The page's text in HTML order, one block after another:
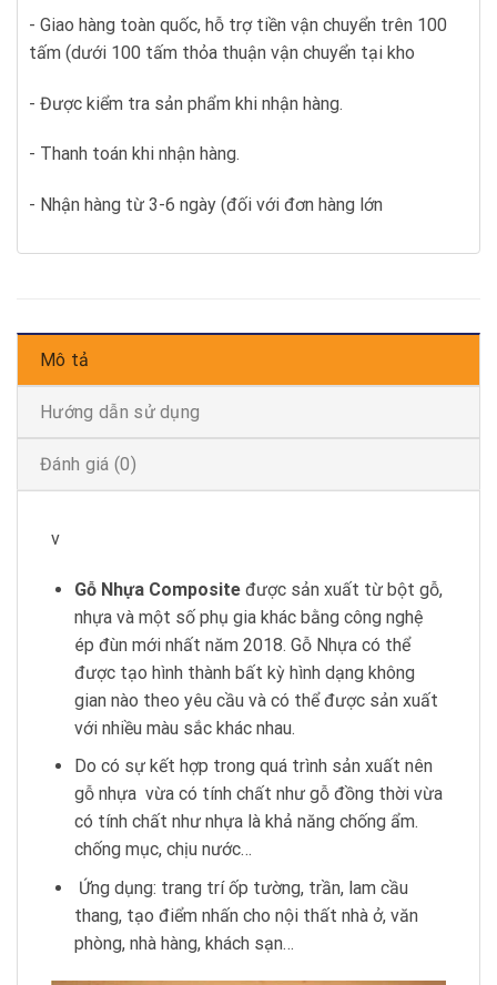
- Giao hàng toàn quốc, hỗ trợ tiền vận chuyển trên 100
tấm (dưới 100 tấm thỏa thuận vận chuyển tại kho
- Được kiểm tra sản phẩm khi nhận hàng.
- Thanh toán khi nhận hàng.
- Nhận hàng từ 3-6 ngày (đối với đơn hàng lớn
Mô tả
Đánh giá (0)
Hướng dẫn sử dụng
v
Gỗ Nhựa Compositeđược sản xuất từ bột gỗ,
nhựa và một số phụ gia khác bằng công nghệ
ép đùn mới nhất năm 2018. Gỗ Nhựa có thể
được tạo hình thành bất kỳ hình dạng không
gian nào theo yêu cầu và có thể được sản xuất
với nhiều màu sắc khác nhau.
Do có sự kết hợp trong quá trình sản xuất nên
gỗ nhựa vừa có tính chất như gỗ đồng thời vừa
có tính chất như nhựa là khả năng chống ẩm.
chống mục, chịu nước…
Ứng dụng: trang trí ốp tường, trần, lam cầu
thang, tạo điểm nhấn cho nội thất nhà ở, văn
phòng, nhà hàng, khách sạn…